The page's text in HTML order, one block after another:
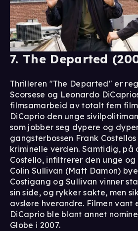
7. The Departed
Thrilleren "The Departed" er
Scorsese og Leonardo
filmsamarbeid av totalt fem
DiCaprio den unge
som jobber seg dypere og
gangsterbossen Frank
kriminelle verden. Samtidig, på
Costello, infiltrerer den unge
Colin Sullivan (Matt Damon)
Costigang og Sullivan vinner
sin side, og rykker sakte, men
avsløre hverandre. Filmen vant
DiCaprio ble blant annet
Globe i 2007.